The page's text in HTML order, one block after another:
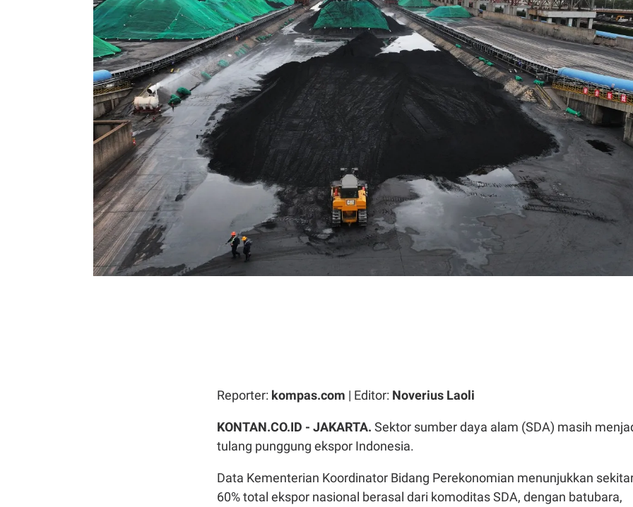
Reporter: kompas.com | Editor: Noverius Laoli
KONTAN.CO.ID - JAKARTA. Sektor sumber daya alam (SDA) masih
tulang punggung ekspor Indonesia.
Data Kementerian Koordinator Bidang Perekonomian menunjukkan
60% total ekspor nasional berasal dari komoditas SDA, dengan batubara,